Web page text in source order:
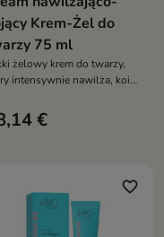
Krem-Żel do
75 ml
żelowy krem do twarzy,
intensywnie nawilża, koi
skóry, pozostawiając
i komfortową bez
€
favorite_border